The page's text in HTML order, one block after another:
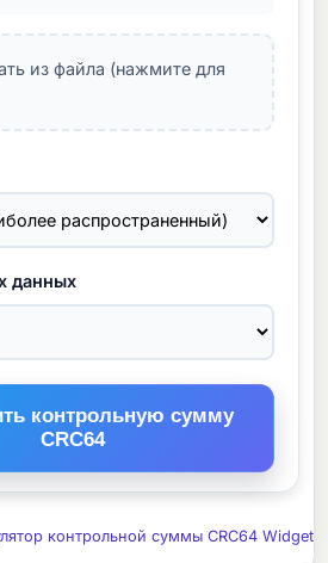
из файла (нажмите для
данных
контрольную сумму
CRC64
контрольной суммы CRC64 Widget